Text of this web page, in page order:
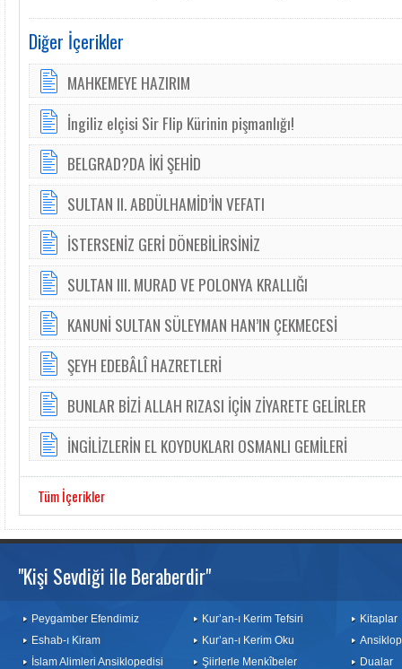
Diğer İçerikler
MAHKEMEYE HAZIRIM
İngiliz elçisi Sir Flip Kürinin pişmanlığı!
BELGRAD?DA İKİ ŞEHİD
SULTAN II. ABDÜLHAMİD’İN VEFATI
İSTERSENİZ GERİ DÖNEBİLİRSİNİZ
SULTAN III. MURAD VE POLONYA KRALLIĞI
KANUNİ SULTAN SÜLEYMAN HAN’IN ÇEKMECESİ
ŞEYH EDEBÂLÎ HAZRETLERİ
BUNLAR BİZİ ALLAH RIZASI İÇİN ZİYARETE GELİRLER
İNGİLİZLERİN EL KOYDUKLARI OSMANLI GEMİLERİ
Tüm İçerikler
"Kişi Sevdiği ile Beraberdir"
Peygamber Efendimiz
Eshab-ı Kiram
İslam Alimleri Ansiklopedisi
Kur’an-ı Kerim Tefsiri
Kur’an-ı Kerim Oku
Şiirlerle Menkîbeler
Kitaplar
Dualar